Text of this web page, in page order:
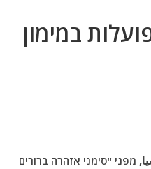
במימון
מפני "סימני אזהרה ברורים